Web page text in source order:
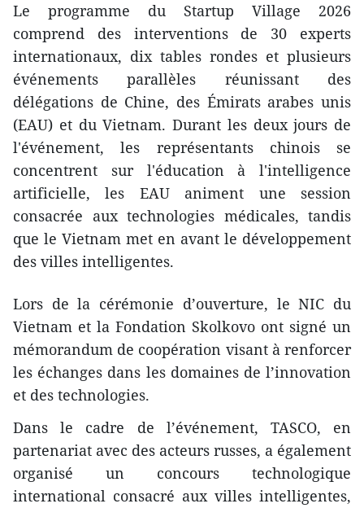
Le programme du Startup Village 2026
comprend des interventions de 30 experts
internationaux, dix tables rondes et plusieurs
événements parallèles réunissant des
délégations de Chine, des Émirats arabes unis
(EAU) et du Vietnam. Durant les deux jours de
l'événement, les représentants chinois se
concentrent sur l'éducation à l'intelligence
artificielle, les EAU animent une session
consacrée aux technologies médicales, tandis
que le Vietnam met en avant le développement
des villes intelligentes.
Lors de la cérémonie d’ouverture, le NIC du
Vietnam et la Fondation Skolkovo ont signé un
mémorandum de coopération visant à renforcer
les échanges dans les domaines de l’innovation
et des technologies.
Dans le cadre de l’événement, TASCO, en
partenariat avec des acteurs russes, a également
organisé un concours technologique
international consacré aux villes intelligentes,